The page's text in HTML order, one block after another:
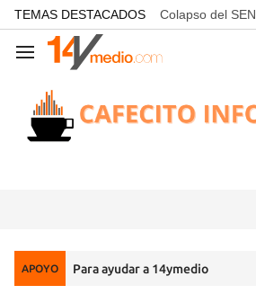
common.go-to-content
TEMAS DESTACADOS Colapso del SEN
Navegación
APOYO Para ayudar a 14ymedio